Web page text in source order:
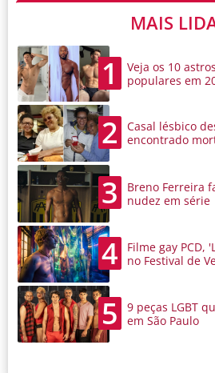
MAIS
1
Veja os 10
populares em
2
Casal lésbico
encontrado
3
Breno Ferreira
nudez em série
4
Filme gay PCD,
no Festival de
5
9 peças LGBT
em São Paulo